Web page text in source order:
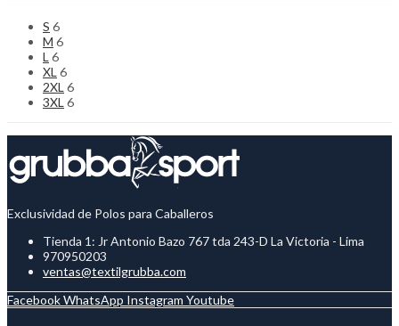
S 6
M 6
L 6
XL 6
2XL 6
3XL 6
Exclusividad de Polos para Caballeros
Tienda 1: Jr Antonio Bazo 767 tda 243-D La Victoria - Lima
970950203
ventas@textilgrubba.com
FacebookWhatsApp Instagram Youtube